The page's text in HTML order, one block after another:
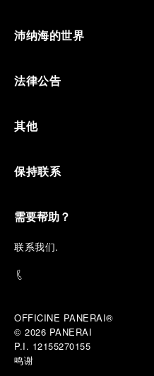
沛纳海的世界
法律公告
其他
保持联系
需要帮助？
联系我们.
OFFICINE PANERAI®
© 2026 PANERAI
P.I. 12155270155
鸣谢